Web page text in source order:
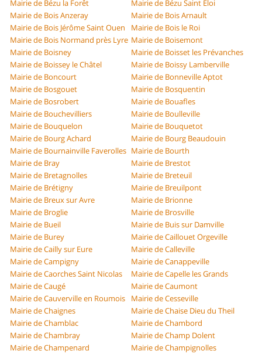
Mairie de Bézu la Forêt
Mairie de Bézu Saint Éloi
Mairie de Bois Anzeray
Mairie de Bois Arnault
Mairie de Bois Jérôme Saint Ouen
Mairie de Bois le Roi
Mairie de Bois Normand près Lyre Mairie de Boisemont
Mairie de Boisney
Mairie de Boisset les Prévanches
Mairie de Boissey le Châtel
Mairie de Boissy Lamberville
Mairie de Boncourt
Mairie de Bonneville Aptot
Mairie de Bosgouet
Mairie de Bosquentin
Mairie de Bosrobert
Mairie de Bouafles
Mairie de Bouchevilliers
Mairie de Boulleville
Mairie de Bouquelon
Mairie de Bouquetot
Mairie de Bourg Achard
Mairie de Bourg Beaudouin
Mairie de Bournainville Faverolles Mairie de Bourth
Mairie de Bray
Mairie de Brestot
Mairie de Bretagnolles
Mairie de Breteuil
Mairie de Brétigny
Mairie de Breuilpont
Mairie de Breux sur Avre
Mairie de Brionne
Mairie de Broglie
Mairie de Brosville
Mairie de Bueil
Mairie de Buis sur Damville
Mairie de Burey
Mairie de Caillouet Orgeville
Mairie de Cailly sur Eure
Mairie de Calleville
Mairie de Campigny
Mairie de Canappeville
Mairie de Caorches Saint Nicolas
Mairie de Capelle les Grands
Mairie de Caugé
Mairie de Caumont
Mairie de Cauverville en Roumois
Mairie de Cesseville
Mairie de Chaignes
Mairie de Chaise Dieu du Theil
Mairie de Chamblac
Mairie de Chambord
Mairie de Chambray
Mairie de Champ Dolent
Mairie de Champenard
Mairie de Champignolles